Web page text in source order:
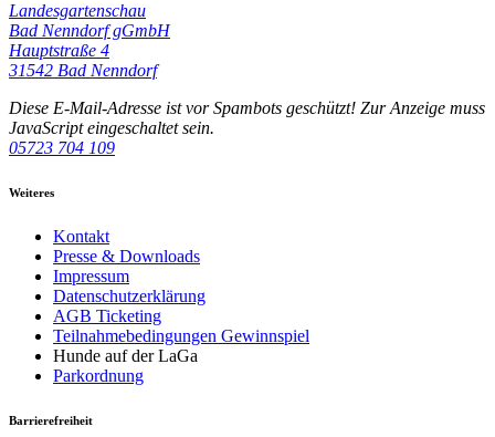
Landesgartenschau
Bad Nenndorf gGmbH
Hauptstraße 4
31542 Bad Nenndorf
Diese E-Mail-Adresse ist vor Spambots geschützt! Zur Anzeige muss
JavaScript eingeschaltet sein.
05723 704 109
Weiteres
Kontakt
Presse & Downloads
Impressum
Datenschutz­erklärung
AGB Ticketing
Teilnahmebedingungen Gewinnspiel
Hunde auf der LaGa
Parkordnung
Barrierefreiheit